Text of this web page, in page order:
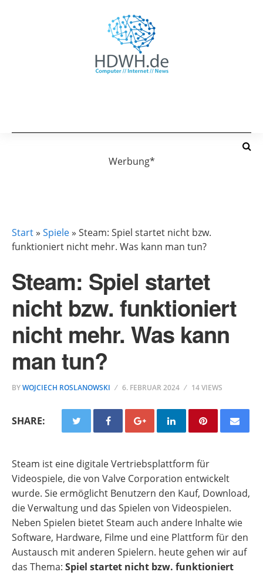
Werbung*
Start» Spiele» Steam: Spiel startet nicht bzw.
funktioniert nicht mehr. Was kann man tun?
Steam: Spiel startet
nicht bzw. funktioniert
nicht mehr. Was kann
man tun?
BYWOJCIECH ROSLANOWSKI 6. FEBRUAR 2024 14 VIEWS
SHARE:
Steam ist eine digitale Vertriebsplattform für
Videospiele, die von Valve Corporation entwickelt
wurde. Sie ermöglicht Benutzern den Kauf, Download,
die Verwaltung und das Spielen von Videospielen.
Neben Spielen bietet Steam auch andere Inhalte wie
Software, Hardware, Filme und eine Plattform für den
Austausch mit anderen Spielern. heute gehen wir auf
das Thema: Spiel startet nicht bzw. funktioniert